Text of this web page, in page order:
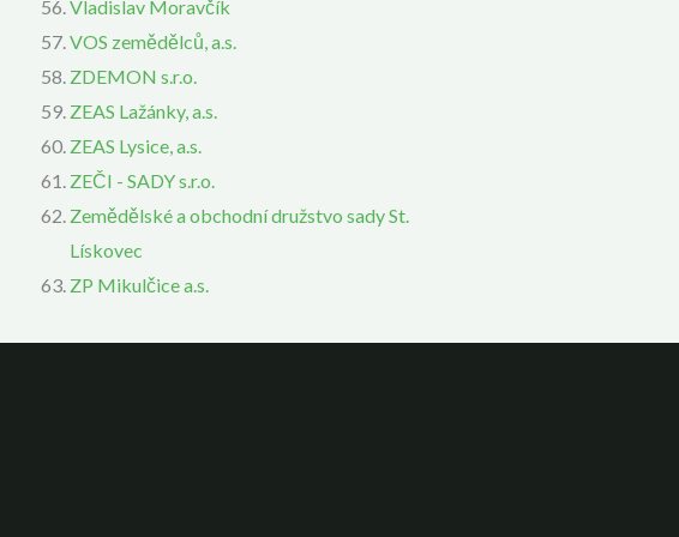
Vladislav Moravčík
VOS zemědělců, a.s.
ZDEMON s.r.o.
ZEAS Lažánky, a.s.
ZEAS Lysice, a.s.
ZEČI - SADY s.r.o.
Zemědělské a obchodní družstvo sady St.
Lískovec
ZP Mikulčice a.s.